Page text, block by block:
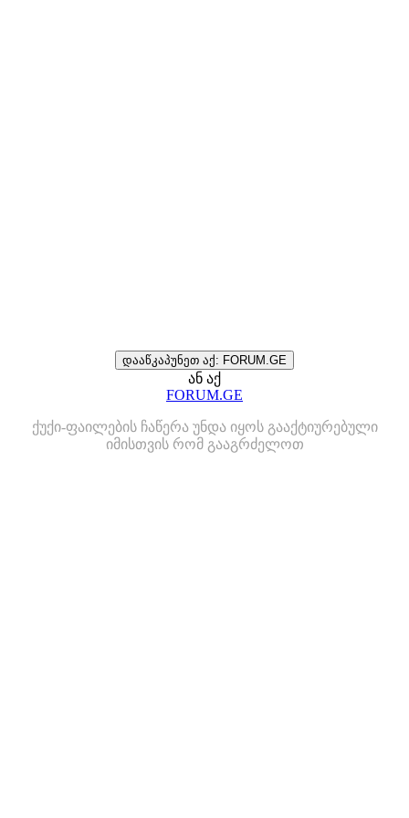
დააწკაპუნეთ აქ: FORUM.GE
ან აქ
FORUM.GE
ქუქი-ფაილების ჩაწერა უნდა იყოს გააქტიურებული
იმისთვის რომ გააგრძელოთ